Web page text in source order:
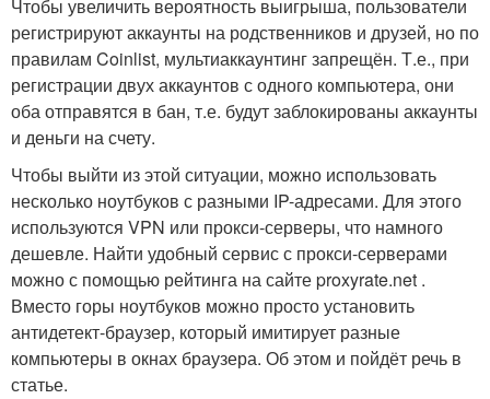
Чтобы увеличить вероятность выигрыша, пользователи
регистрируют аккаунты на родственников и друзей, но по
правилам Coinlist, мультиаккаунтинг запрещён. Т.е., при
регистрации двух аккаунтов с одного компьютера, они
оба отправятся в бан, т.е. будут заблокированы аккаунты
и деньги на счету.
Чтобы выйти из этой ситуации, можно использовать
несколько ноутбуков с разными IP-адресами. Для этого
используются VPN или прокси-серверы, что намного
дешевле. Найти удобный сервис с прокси-серверами
можно с помощью рейтинга на сайте proxyrate.net .
Вместо горы ноутбуков можно просто установить
антидетект-браузер, который имитирует разные
компьютеры в окнах браузера. Об этом и пойдёт речь в
статье.